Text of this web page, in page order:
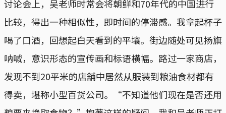
讨论会上，吴老师时常会将朝鲜和70年代的中国进行
比较，得出一种相似性，即时间的停滞感。我拿起杯子
喝了口酒，回想起白天看到的平壤。街边随处可见扬旗
呐喊，意识形态的宣传画和标语横幅。路过一家商店，
发现不到20平米的店舖中居然从服装到粮油食材都有
得卖，堪称小型百货公司。“不知道他们现在是否还用